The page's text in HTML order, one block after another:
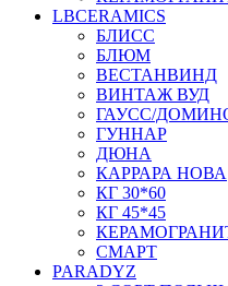
LBCERAMICS
БЛИСС
БЛЮМ
ВЕСТАНВИНД
ВИНТАЖ ВУД
ГАУСС/
ГУННАР
ДЮНА
КАРРАРА НОВА
КГ 30*60
КГ 45*45
СМАРТ
PARADYZ